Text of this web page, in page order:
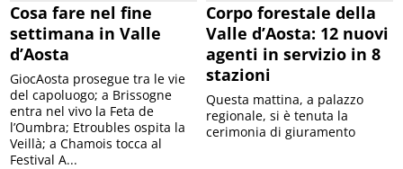
Cosa fare nel fine
settimana in Valle
d’Aosta
GiocAosta prosegue tra le vie
del capoluogo; a Brissogne
entra nel vivo la Feta de
l’Oumbra; Etroubles ospita la
Veillà; a Chamois tocca al
Festival A...
Corpo forestale della
Valle d’Aosta: 12 nuovi
agenti in servizio in 8
stazioni
Questa mattina, a palazzo
regionale, si è tenuta la
cerimonia di giuramento